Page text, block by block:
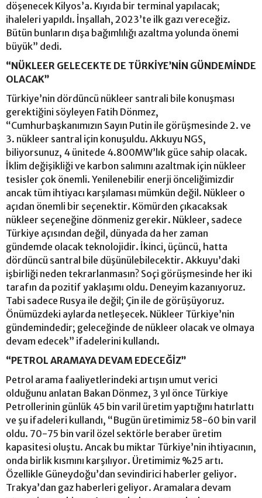
döşenecek Kilyos’a. Kıyıda bir terminal yapılacak;
ihaleleri yapıldı. İnşallah, 2023’te ilk gazı vereceğiz.
Bütün bunların dışa bağımlılığı azaltma yolunda önemi
büyük” dedi.
“NÜKLEER GELECEKTE DE TÜRKİYE’NİN GÜNDEMİNDE
OLACAK”
Türkiye’nin dördüncü nükleer santrali bile konuşması
gerektiğini söyleyen Fatih Dönmez,
“Cumhurbaşkanımızın Sayın Putin ile görüşmesinde 2. ve
3. nükleer santral için konuşuldu. Akkuyu NGS,
biliyorsunuz, 4 ünitede 4.800MW’lık güce sahip olacak.
İklim değişikliği ve karbon salımını azaltmak için nükleer
tesisler çok önemli. Yenilenebilir enerji önceliğimizdir
ancak tüm ihtiyacı karşılaması mümkün değil. Nükleer o
açıdan önemli bir seçenektir. Kömürden çıkacaksak
nükleer seçeneğine dönmeniz gerekir. Nükleer, sadece
Türkiye açısından değil, dünyada da her zaman
gündemde olacak teknolojidir. İkinci, üçüncü, hatta
dördüncü santral bile düşünülebilecektir. Akkuyu’daki
işbirliği neden tekrarlanmasın? Soçi görüşmesinde her iki
tarafın da pozitif yaklaşımı oldu. Deneyim kazanıyoruz.
Tabi sadece Rusya ile değil; Çin ile de görüşüyoruz.
Önümüzdeki aylarda netleşecek. Nükleer Türkiye’nin
gündemindedir; geleceğinde de nükleer olacak ve olmaya
devam edecek” ifadelerini kullandı.
“PETROL ARAMAYA DEVAM EDECEĞİZ”
Petrol arama faaliyetlerindeki artışın umut verici
olduğunu anlatan Bakan Dönmez, 3 yıl önce Türkiye
Petrollerinin günlük 45 bin varil üretim yaptığını hatırlattı
ve şu ifadeleri kullandı, “Bugün üretimimiz 58-60 bin varil
oldu. 70-75 bin varil özel sektörle beraber üretim
kapasitesi oluştu. Ancak bu miktar Türkiye’nin ihtiyacının,
onda birlik kısmını karşılıyor. Üretimimiz %25 artı.
Özellikle Güneydoğu’dan sevindirici haberler geliyor.
Trakya’dan gaz haberleri geliyor. Aramalara devam